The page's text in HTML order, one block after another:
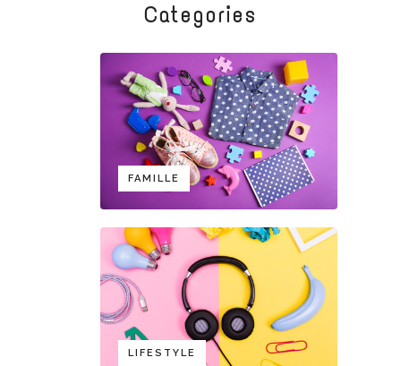
Categories
FAMILLE
LIFESTYLE